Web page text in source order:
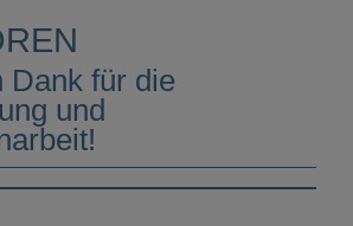
Dank für die
und